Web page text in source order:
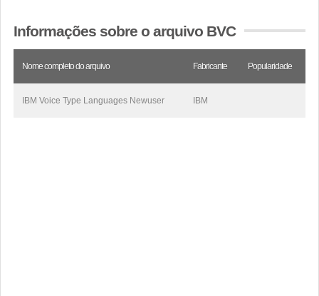
Informações sobre o arquivo BVC
Nome completo do arquivo Fabricante Popularidade
IBM Voice Type Languages Newuser IBM